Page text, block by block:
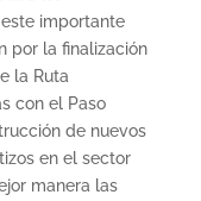
importante
por la finalización
la Ruta
con el Paso
de nuevos
en el sector
manera las